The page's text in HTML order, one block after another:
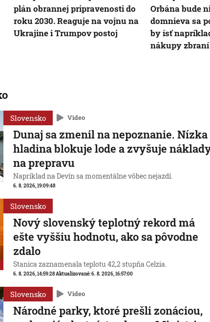
plán obrannej pripravenosti do
roku 2030. Reaguje na vojnu na
Ukrajine i Trumpov postoj
Orbána bude
domnieva sa
by ísť
nákupy zbraní
Slovensko Video
Dunaj sa zmenil na nepoznanie. Nízka
hladina blokuje lode a zvyšuje
na prepravu
Napríklad na Devín sa momentálne vôbec nejazdí.
6. 8. 2026, 19:09:48
Slovensko
Nový slovenský teplotný rekord má
ešte vyššiu hodnotu, ako sa pôvodne
zdalo
Stanica zaznamenala teplotu 42,2 stupňa Celzia.
6. 8. 2026, 14:59:28Aktualizované:6. 8. 2026, 16:57:00
Slovensko Video
Národné parky, ktoré prešli zonáciou,